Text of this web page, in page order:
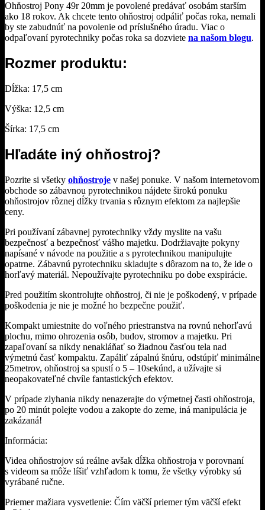
Ohňostroj Pony 49r 20mm je povolené predávať osobám starším
ako 18 rokov. Ak chcete tento ohňostroj odpáliť počas roka, nemali
by ste zabudnúť na povolenie od príslušného úradu. Viac o
odpaľovaní pyrotechniky počas roka sa dozviete na našom blogu.
Rozmer produktu:
Dĺžka: 17,5 cm
Výška: 12,5 cm
Šírka: 17,5 cm
Hľadáte iný ohňostroj?
Pozrite si všetky ohňostroje v našej ponuke. V našom internetovom
obchode so zábavnou pyrotechnikou nájdete širokú ponuku
ohňostrojov rôznej dĺžky trvania s rôznym efektom za najlepšie
ceny.
Pri používaní zábavnej pyrotechniky vždy myslite na vašu
bezpečnosť a bezpečnosť vášho majetku. Dodržiavajte pokyny
napísané v návode na použitie a s pyrotechnikou manipulujte
opatrne. Zábavnú pyrotechniku skladujte s dôrazom na to, že ide o
horľavý materiál. Nepoužívajte pyrotechniku po dobe exspirácie.
Pred použitím skontrolujte ohňostroj, či nie je poškodený, v prípade
poškodenia je nie je možné ho bezpečne použiť.
Kompakt umiestnite do voľného priestranstva na rovnú nehorľavú
plochu, mimo ohrozenia osôb, budov, stromov a majetku. Pri
zapaľovaní sa nikdy nenakláňať so žiadnou časťou tela nad
výmetnú časť kompaktu. Zapáliť zápalnú šnúru, odstúpiť minimálne
25metrov, ohňostroj sa spustí o 5 – 10sekúnd, a užívajte si
neopakovateľné chvíle fantastických efektov.
V prípade zlyhania nikdy nenazerajte do výmetnej časti ohňostroja,
po 20 minút polejte vodou a zakopte do zeme, iná manipulácia je
zakázaná!
Informácia:
Videa ohňostrojov sú reálne avšak dĺžka ohňostroja v porovnaní
s videom sa môže líšiť vzhľadom k tomu, že všetky výrobky sú
vyrábané ručne.
Priemer mažiara vysvetlenie: Čím väčší priemer tým väčší efekt